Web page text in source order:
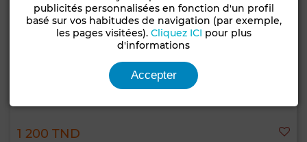
1 200 TND
publicités personnalisées en fonction d'un profil
basé sur vos habitudes de navigation (par exemple,
les pages visitées). Cliquez ICI pour plus
d'informations
Accepter